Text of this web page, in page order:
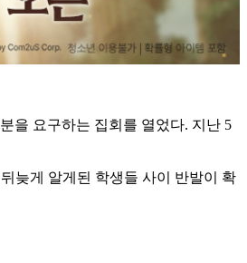
을 요구하는 집회를 열었다. 지난 5
늦게 알게된 학생들 사이 반발이 확